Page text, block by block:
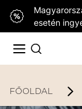
esetén
FŐOLDAL